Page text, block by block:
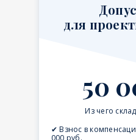
для
50
Из чего
✔ Взнос в
000 руб.